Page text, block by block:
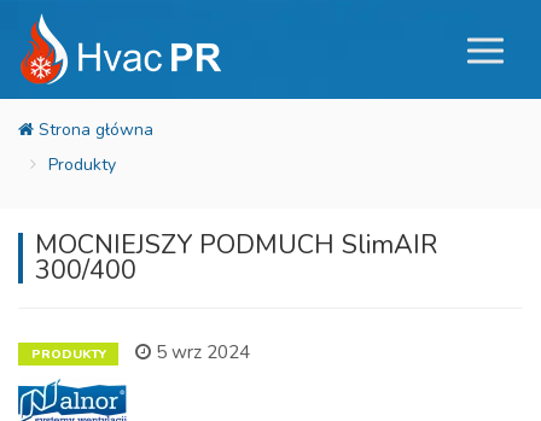
Produkty
MOCNIEJSZY PODMUCH SlimAIR
300/400
PRODUKTY 5 wrz 2024